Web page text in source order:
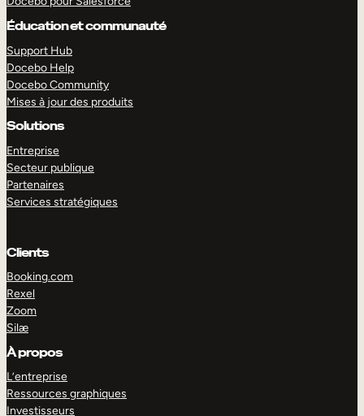
Éducation et communauté
Support Hub
Docebo Help
Docebo Community
Mises à jour des produits
Solutions
Entreprise
Secteur publique
Partenaires
Services stratégiques
Clients
Booking.com
Rexel
Zoom
Silæ
À propos
L’entreprise
Ressources graphiques
Investisseurs